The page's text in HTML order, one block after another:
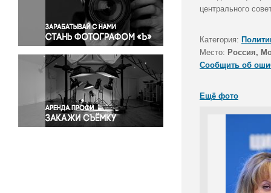
Правосудие
Происшествия и конфликты
Религия
Светская жизнь
Спорт
Экология
Экономика и бизнес
центрального
Категория:
Место: Россия,
Сообщить об
Ещё фото